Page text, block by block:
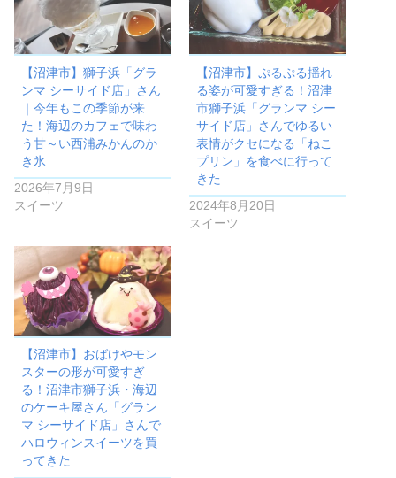
【沼津市】獅子浜「グラ
ンマ シーサイド店」さん
｜今年もこの季節が来
た！海辺のカフェで味わ
う甘～い西浦みかんのか
き氷
2026年7月9日
スイーツ
【沼津市】ぷるぷる揺れ
る姿が可愛すぎる！沼津
市獅子浜「グランマ シー
サイド店」さんでゆるい
表情がクセになる「ねこ
プリン」を食べに行って
きた
2024年8月20日
スイーツ
【沼津市】おばけやモン
スターの形が可愛すぎ
る！沼津市獅子浜・海辺
のケーキ屋さん「グラン
マ シーサイド店」さんで
ハロウィンスイーツを買
ってきた